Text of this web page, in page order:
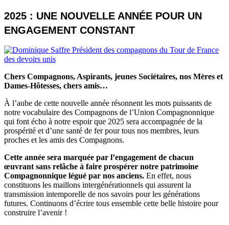
2025 : UNE NOUVELLE ANNÉE POUR UN
ENGAGEMENT CONSTANT
Chers Compagnons, Aspirants, jeunes Sociétaires, nos Mères et
Dames-Hôtesses, chers amis…
À l’aube de cette nouvelle année résonnent les mots puissants de
notre vocabulaire des Compagnons de l’Union Compagnonnique
qui font écho à notre espoir que 2025 sera accompagnée de la
prospérité et d’une santé de fer pour tous nos membres, leurs
proches et les amis des Compagnons.
Cette année sera marquée par l’engagement de chacun
œuvrant sans relâche à faire prospérer notre patrimoine
Compagnonnique légué par nos anciens. En effet, nous
constituons les maillons intergénérationnels qui assurent la
transmission intemporelle de nos savoirs pour les générations
futures. Continuons d’écrire tous ensemble cette belle histoire pour
construire l’avenir !